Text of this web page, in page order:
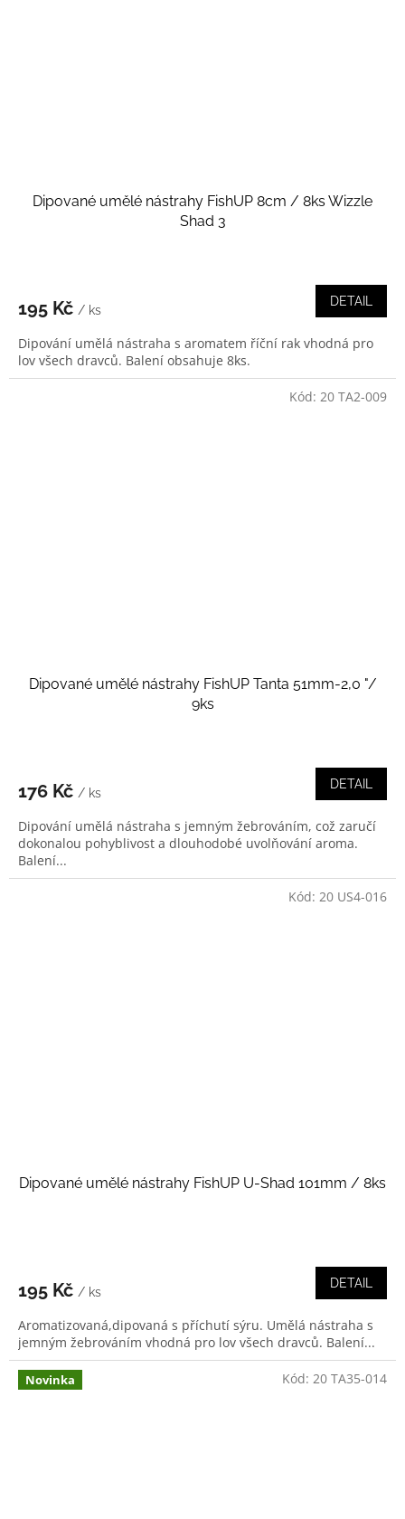
Dipované umělé nástrahy FishUP 8cm / 8ks Wizzle
Shad 3
195 Kč / ks
DETAIL
Dipování umělá nástraha s aromatem říční rak vhodná pro
lov všech dravců. Balení obsahuje 8ks.
Dipované umělé nástrahy FishUP Tanta 51mm-2,0 "/
9ks
176 Kč / ks
DETAIL
Dipování umělá nástraha s jemným žebrováním, což zaručí
dokonalou pohyblivost a dlouhodobé uvolňování aroma.
Balení...
Kód: 20 TA2-009
Dipované umělé nástrahy FishUP U-Shad 101mm / 8ks
195 Kč / ks
DETAIL
Aromatizovaná,dipovaná s příchutí sýru. Umělá nástraha s
jemným žebrováním vhodná pro lov všech dravců. Balení...
Kód: 20 US4-016
Novinka Kód: 20 TA35-014